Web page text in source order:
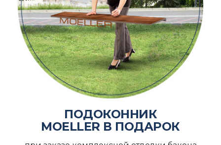
ПОДОКОННИК
MOELLER В ПОДАРОК